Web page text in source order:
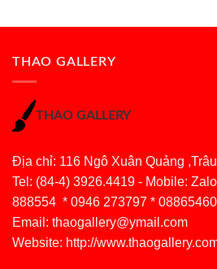
THAO GALLERY
THAO GALLERY
Địa chỉ: 116 Ngô Xuân Quảng
Tel: (84-4) 3926.4419 - Mobile:
888554 * 0946 273797 *
Email: thaogallery@ymail.com
Website: http://